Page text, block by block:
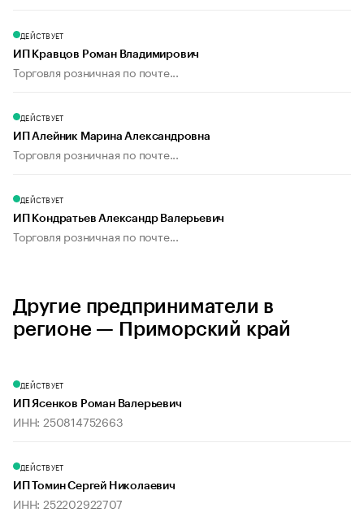
ДЕЙСТВУЕТ
ИП Кравцов Роман Владимирович
Торговля розничная по почте...
ДЕЙСТВУЕТ
ИП Алейник Марина Александровна
Торговля розничная по почте...
ДЕЙСТВУЕТ
ИП Кондратьев Александр Валерьевич
Торговля розничная по почте...
Другие предприниматели в
регионе — Приморский край
ДЕЙСТВУЕТ
ИП Ясенков Роман Валерьевич
ИНН: 250814752663
ДЕЙСТВУЕТ
ИП Томин Сергей Николаевич
ИНН: 252202922707